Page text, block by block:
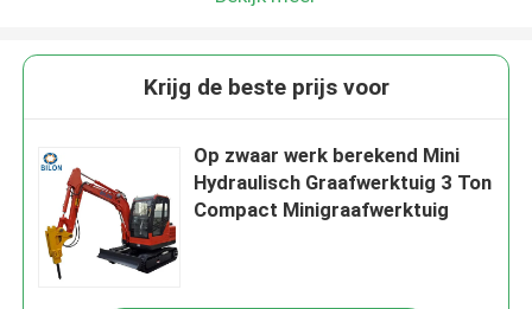
Krijg de beste prijs voor
Op zwaar werk berekend Mini
Hydraulisch Graafwerktuig 3 Ton
Compact Minigraafwerktuig